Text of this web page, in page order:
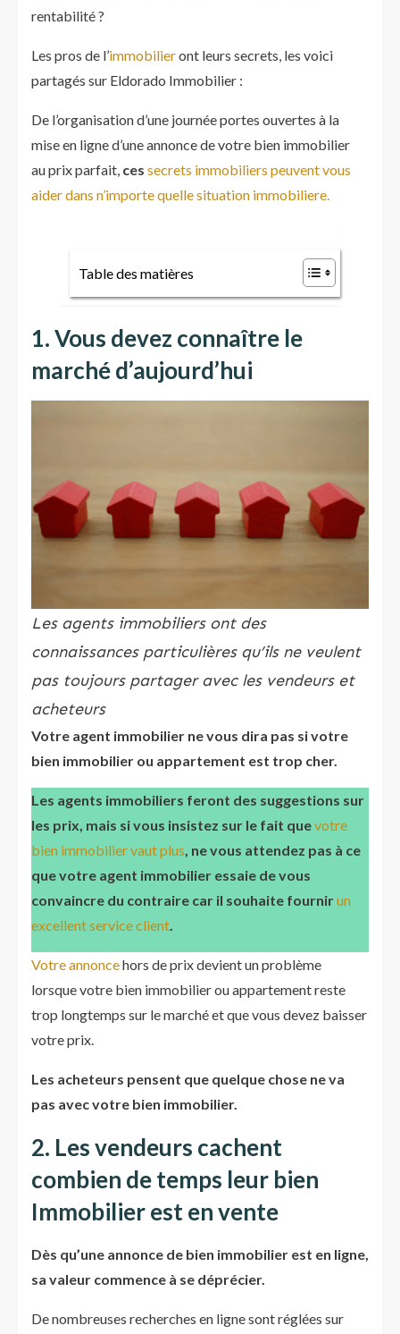
rentabilité ?
Les pros de l’immobilieront leurs secrets, les voici
partagés sur Eldorado Immobilier :
De l’organisation d’une journée portes ouvertes à la
mise en ligne d’une annonce de votre bien immobilier
au prix parfait, ces secrets immobiliers peuvent vous
aider dans n’importe quelle situation immobiliere.
Table des matières
1. Vous devez connaître le
marché d’aujourd’hui
Les agents immobiliers ont des
connaissances particulières qu’ils ne veulent
pas toujours partager avec les vendeurs et
acheteurs
Votre agent immobilier ne vous dira pas si votre
bien immobilier ou appartement est trop cher.
Les agents immobiliers feront des suggestions sur
les prix, mais si vous insistez sur le fait quevotre
bien immobilier vaut plus, ne vous attendez pas à ce
que votre agent immobilier essaie de vous
convaincre du contraire car il souhaite fournirun
excellent service client.
Votre annoncehors de prix devient un problème
lorsque votre bien immobilier ou appartement reste
trop longtemps sur le marché et que vous devez baisser
votre prix.
Les acheteurs pensent que quelque chose ne va
pas avec votre bien immobilier.
2. Les vendeurs cachent
combien de temps leur bien
Immobilier est en vente
Dès qu’une annonce de bien immobilier est en ligne,
sa valeur commence à se déprécier.
De nombreuses recherches en ligne sont réglées sur